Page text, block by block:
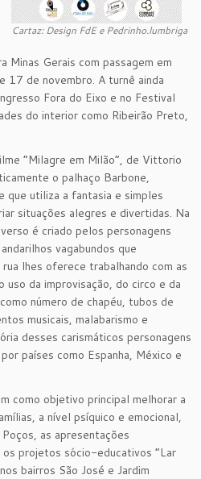
Cartaz: Design FdE e Pedrinho.lumbriga
Minas Gerais com passagem em
17 de novembro. A turnê ainda
Fora do Eixo e no Festival
do interior como Ribeirão Preto,
“Milagre em Milão”, de Vittorio
o palhaço Barbone,
que utiliza a fantasia e simples
situações alegres e divertidas. Na
é criado pelos personagens
vagabundos que
lhes oferece trabalhando com as
uso da improvisação, do circo e da
número de chapéu, tubos de
musicais, malabarismo e
desses carismáticos personagens
países como Espanha, México e
como objetivo principal melhorar a
a nível psíquico e emocional,
as apresentações
projetos sócio-educativos “Lar
bairros São José e Jardim